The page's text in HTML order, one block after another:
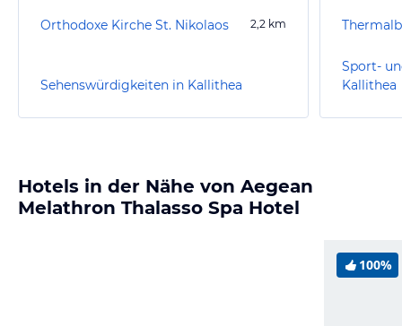
Orthodoxe Kirche St. Nikolaos 2,2 km
Sehenswürdigkeiten in Kallithea
Sport-
Kallithea
Hotels in der Nähe von Aegean
Melathron Thalasso Spa Hotel
100%